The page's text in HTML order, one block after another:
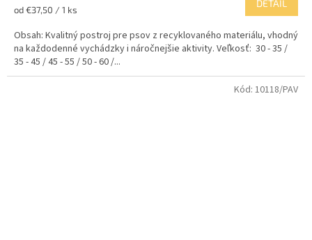
4,0
z
5
hviezdičiek.
Jednotková
od €37,50 / 1 ks
DETAIL
Obsah: Kvalitný postroj pre psov z recyklovaného materiálu, vhodný
na každodenné vychádzky i náročnejšie aktivity. Veľkosť: 30 - 35 /
35 - 45 / 45 - 55 / 50 - 60 /...
Kód: 10118/PAV